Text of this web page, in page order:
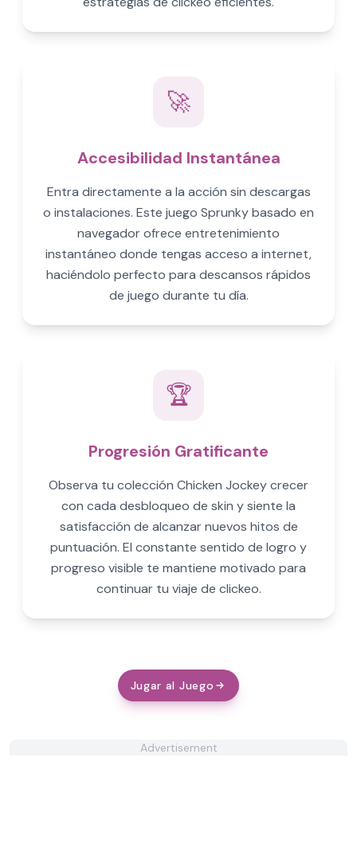
🚀
Accesibilidad Instantánea
Entra directamente a la acción sin descargas
o instalaciones. Este juego Sprunky basado en
navegador ofrece entretenimiento
instantáneo donde tengas acceso a internet,
haciéndolo perfecto para descansos rápidos
de juego durante tu día.
🏆
Progresión Gratificante
Observa tu colección Chicken Jockey crecer
con cada desbloqueo de skin y siente la
satisfacción de alcanzar nuevos hitos de
puntuación. El constante sentido de logro y
progreso visible te mantiene motivado para
continuar tu viaje de clickeo.
Jugar al Juego
Advertisement